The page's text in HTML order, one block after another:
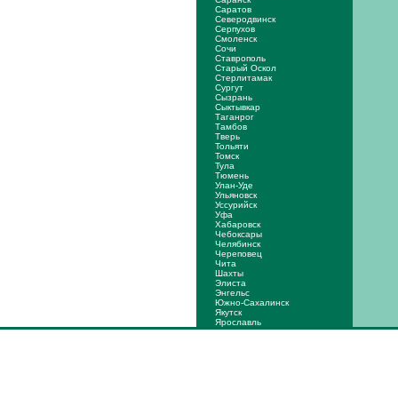
Саратов
Северодвинск
Серпухов
Смоленск
Сочи
Ставрополь
Старый Оскол
Стерлитамак
Сургут
Сызрань
Сыктывкар
Таганрог
Тамбов
Тверь
Тольяти
Томск
Тула
Тюмень
Улан-Уде
Ульяновск
Уссурийск
Уфа
Хабаровск
Чебоксары
Челябинск
Череповец
Чита
Шахты
Элиста
Энгельс
Южно-Сахалинск
Якутск
Ярослaвль